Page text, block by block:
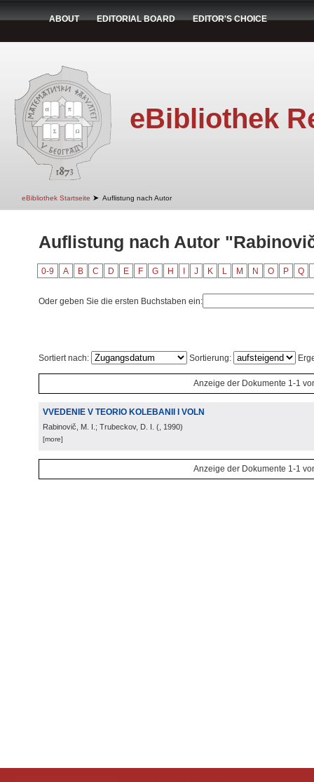
ABOUT EDITORIAL BOARD EDITOR'S CHOICE
eBibliothek
eBibliothek Startseite ➤ Auflistung nach Autor
Auflistung nach Autor
0-9 A B C D E F G H J K L M N O P Q
Oder geben Sie die ersten Buchstaben ein:
Sortiert nach: Sortierung:
Anzeige der Dokumente 1-1
VVEDENIE V TEORIO KOLEBANII I VOLN
Rabinovič, M. I.; Trubeckov, D. I. ( , 1990)
[more]
Anzeige der Dokumente 1-1